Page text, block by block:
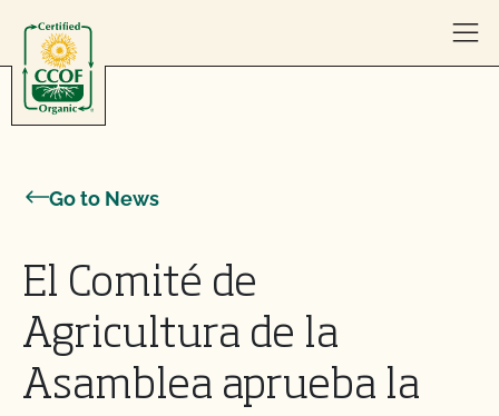
Go to News
El Comité de
Agricultura de la
Asamblea aprueba la